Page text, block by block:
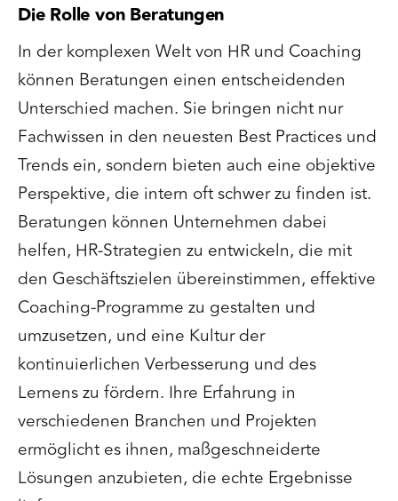
Die Rolle von Beratungen
In der komplexen Welt von HR und Coaching
können Beratungen einen entscheidenden
Unterschied machen. Sie bringen nicht nur
Fachwissen in den neuesten Best Practices und
Trends ein, sondern bieten auch eine objektive
Perspektive, die intern oft schwer zu finden ist.
Beratungen können Unternehmen dabei
helfen, HR-Strategien zu entwickeln, die mit
den Geschäftszielen übereinstimmen, effektive
Coaching-Programme zu gestalten und
umzusetzen, und eine Kultur der
kontinuierlichen Verbesserung und des
Lernens zu fördern. Ihre Erfahrung in
verschiedenen Branchen und Projekten
ermöglicht es ihnen, maßgeschneiderte
Lösungen anzubieten, die echte Ergebnisse